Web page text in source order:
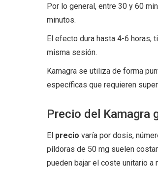
Por lo general, entre 30 y 60
minutos.
El efecto dura hasta 4-6 horas,
misma sesión.
Kamagra se utiliza de forma
específicas que requieren
Precio del Kamagra
El precio varía por dosis,
píldoras de 50 mg suelen
pueden bajar el coste unitario a